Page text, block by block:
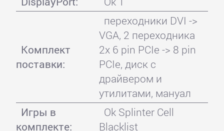
Комплект
поставки:
переходники DVI ->
VGA, 2 переходника
2x 6 pin PCIe -> 8 pin
PCIe, диск с
драйвером и
утилитами, мануал
Игры в
комплекте:
Ok Splinter Cell
Blacklist